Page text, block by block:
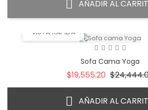
AÑADIR AL
VISTA RÁPIDA
Sofa Cama Yoga
$19,555.20 Precio
AÑADIR AL